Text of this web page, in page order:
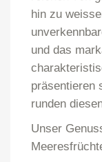
hin zu
und das
präsentieren
runden
Unser